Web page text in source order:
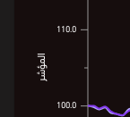
110.0
100.0
المؤشر
المؤشر